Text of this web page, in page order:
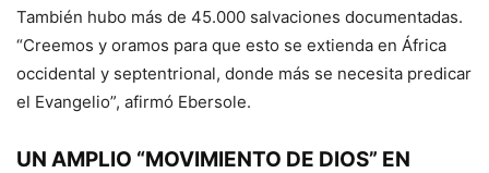
También hubo más de 45.000 salvaciones documentadas.
“Creemos y oramos para que esto se extienda en África
occidental y septentrional, donde más se necesita predicar
el Evangelio”, afirmó Ebersole.
UN AMPLIO “MOVIMIENTO DE DIOS” EN